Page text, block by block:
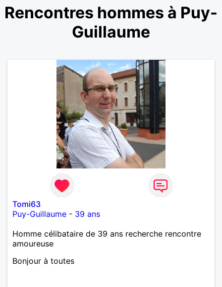
Rencontres hommes à Puy-
Guillaume
Tomi63
Puy-Guillaume - 39 ans
Homme célibataire de 39 ans recherche rencontre
amoureuse
Bonjour à toutes